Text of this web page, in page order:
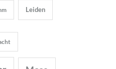
Leiden